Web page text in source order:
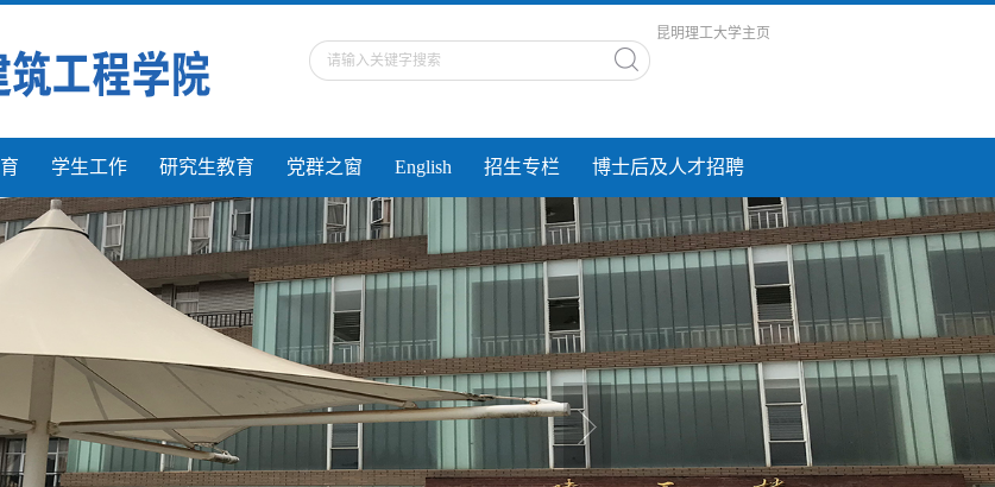
昆明理工大学主页
学生工作 研究生教育 党群之窗 English 招生专栏 博士后及人才招聘